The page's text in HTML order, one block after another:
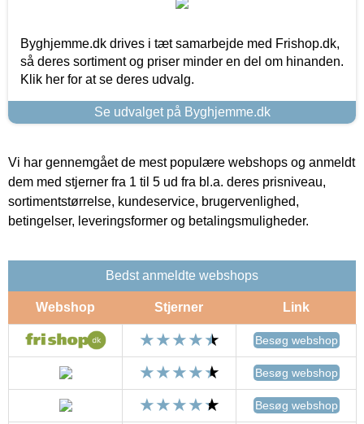
Byghjemme.dk drives i tæt samarbejde med Frishop.dk,
så deres sortiment og priser minder en del om hinanden.
Klik her for at se deres udvalg.
Se udvalget på Byghjemme.dk
Vi har gennemgået de mest populære webshops og anmeldt
dem med stjerner fra 1 til 5 ud fra bl.a. deres prisniveau,
sortimentstørrelse, kundeservice, brugervenlighed,
betingelser, leveringsformer og betalingsmuligheder.
Bedst anmeldte webshops
Webshop Stjerner Link
Besøg webshop
Besøg webshop
Besøg webshop